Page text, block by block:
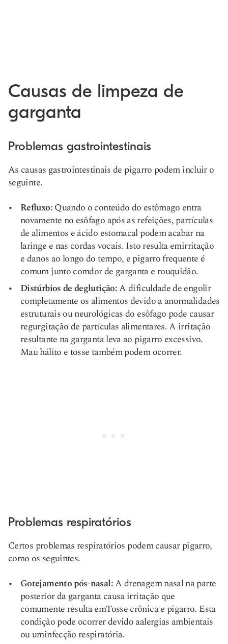
Causas de limpeza de
garganta
Problemas gastrointestinais
As causas gastrointestinais de pigarro podem incluir o
seguinte.
Refluxo:Quando o conteúdo do estômago entra
novamente no esôfago após as refeições, partículas
de alimentos e ácido estomacal podem acabar na
laringe e nas cordas vocais. Isto resulta emirritação
e danos ao longo do tempo, e pigarro frequente é
comum junto comdor de gargantae rouquidão.
Distúrbios de deglutição:A dificuldade de engolir
completamente os alimentos devido a anormalidades
estruturais ou neurológicas do esôfago pode causar
regurgitação de partículas alimentares. A irritação
resultante na garganta leva ao pigarro excessivo.
Mau hálito e tosse também podem ocorrer.
Problemas respiratórios
Certos problemas respiratórios podem causar pigarro,
como os seguintes.
Gotejamento pós-nasal:A drenagem nasal na parte
posterior da garganta causa irritação que
comumente resulta emTosse crônicae pigarro. Esta
condição pode ocorrer devido aalergias ambientais
ou uminfecção respiratória.